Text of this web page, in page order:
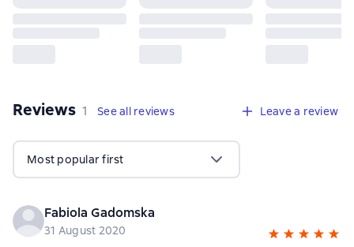
Reviews 1 review
1 See all reviews Leave a review
Most popular first
Fabiola Gadomska
31 August 2020